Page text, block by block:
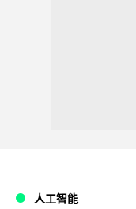
人工智能